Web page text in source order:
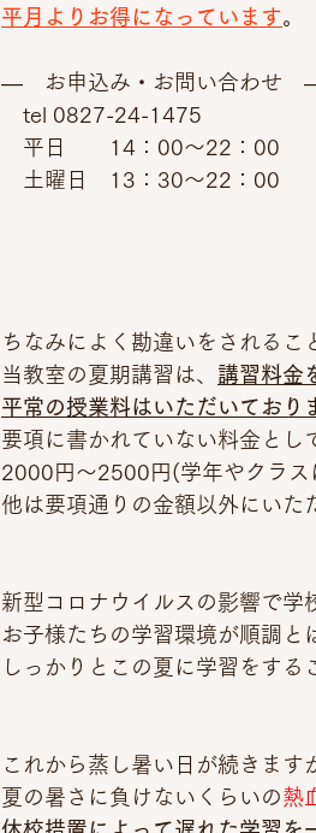
平月よりお得になっています。
―　お申込み・お問い合わせ
tel 0827-24-1475
平日　　14：00～22：00
土曜日　13：30～22：00
ちなみによく勘違いをされるこ
当教室の夏期講習は、 講習料金
平常の授業料はいただいており
要項に書かれていない料金とし
2000円～2500円(学年やクラス
他は要項通りの金額以外にいた
新型コロナウイルスの影響で学
お子様たちの学習環境が順調と
しっかりとこの夏に学習をする
これから蒸し暑い日が続きます
夏の暑さに負けないくらいの熱